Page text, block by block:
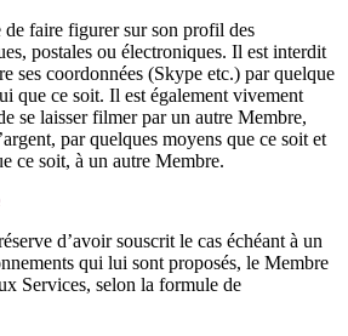
faire figurer sur son profil des
postales ou électroniques. Il est interdit
ses coordonnées (Skype etc.) par quelque
que ce soit. Il est également vivement
se laisser filmer par un autre Membre,
par quelques moyens que ce soit et
ce soit, à un autre Membre.
d’avoir souscrit le cas échéant à un
qui lui sont proposés, le Membre
Services, selon la formule de